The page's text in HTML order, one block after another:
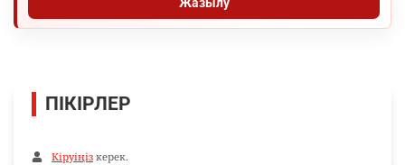
Жазылу
ПІКІРЛЕР
Кіруіңіз керек.